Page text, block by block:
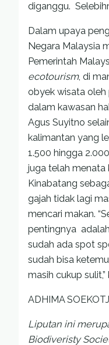
diganggu.
Dalam upaya
Negara Malaysia
Pemerintah
ecotourism, di
obyek wisata oleh
dalam kawasan
Agus Suyitno
kalimantan yang
1.500 hingga
juga telah menata
Kinabatang
gajah tidak lagi
mencari makan.
pentingnya
sudah ada spot
sudah bisa
masih cukup
ADHIMA
Liputan ini
Biodiveristy